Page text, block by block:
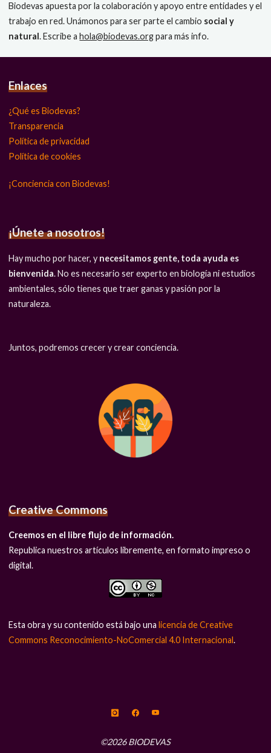
Biodevas apuesta por la colaboración y apoyo entre entidades y el
trabajo en red. Unámonos para ser parte el cambio social y
natural. Escribe ahola@biodevas.orgpara más info.
Enlaces
¿Qué es Biodevas?
Transparencia
Política de privacidad
Política de cookies
¡Conciencia con Biodevas!
¡Únete a nosotros!
Hay mucho por hacer, y necesitamos gente, toda ayuda es
bienvenida. No es necesario ser experto en biología ni estudios
ambientales, sólo tienes que traer ganas y pasión por la
naturaleza.
Juntos, podremos crecer y crear conciencia.
Creative Commons
Creemos en el libre flujo de información.
Republica nuestros artículos libremente, en formato impreso o
digital.
Esta obra y su contenido está bajo unalicencia de Creative
Commons Reconocimiento-NoComercial 4.0 Internacional.
©2026 BIODEVAS